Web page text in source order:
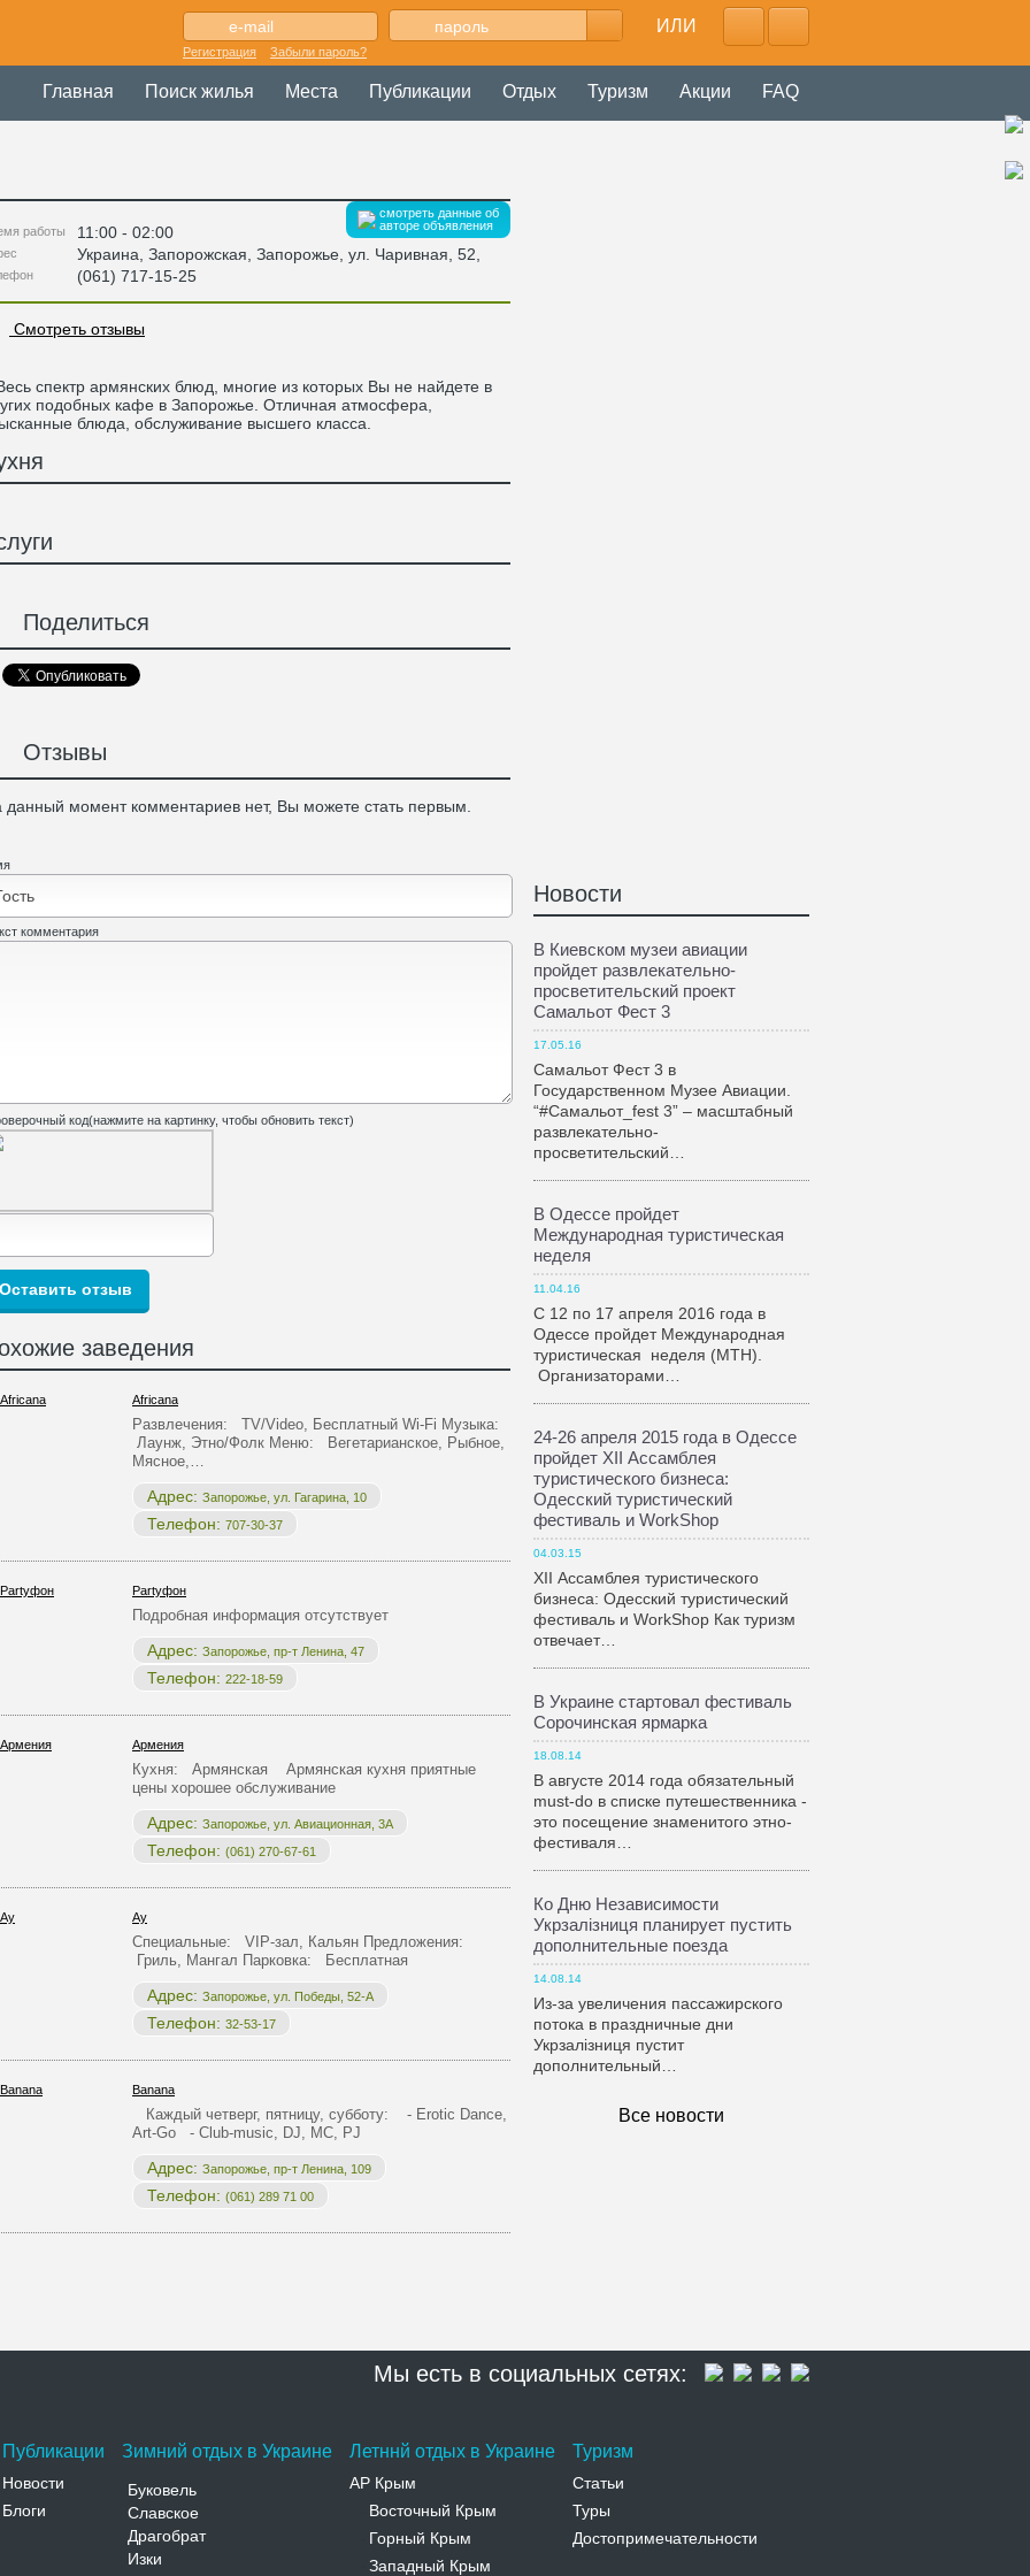
ИЛИ
Регистрация Забыли пароль?
Главная Поиск жилья Места Публикации Отдых Туризм Акции FAQ
смотреть данные об
авторе объявления
работы 11:00 - 02:00
Украина Запорожская , Запорожье, ул. Чаривная, 52
(061) 717-15-25
Смотреть отзывы
спектр армянских блюд, многие из которых Вы не найдете в
подобных кафе в Запорожье. Отличная атмосфера,
блюда, обслуживание высшего класса.
Поделиться
Отзывы
данный момент комментариев нет, Вы можете стать первым.
комментария
код(нажмите на картинку, чтобы обновить текст)
заведения
Africana
Развлечения: TV/Video, Бесплатный Wi-Fi Музыка:
Лаунж, Этно/Фолк Меню: Вегетарианское, Рыбное,
Мясное,…
Адрес: Запорожье, ул. Гагарина, 10
Телефон: 707-30-37
Partyфон
Подробная информация отсутствует
Адрес: Запорожье, пр-т Ленина, 47
Телефон: 222-18-59
Армения
Кухня: Армянская Армянская кухня приятные
цены хорошее обслуживание
Адрес: Запорожье, ул. Авиационная, 3А
Телефон: (061) 270-67-61
Ау
Специальные: VIP-зал, Кальян Предложения:
Гриль, Мангал Парковка: Бесплатная
Адрес: Запорожье, ул. Победы, 52-А
Телефон: 32-53-17
Banana
Каждый четверг, пятницу, субботу: - Erotic Dance,
Art-Go - Club-music, DJ, MC, PJ
Адрес: Запорожье, пр-т Ленина, 109
Телефон: (061) 289 71 00
Новости
В Киевском музеи авиации
пройдет развлекательно-
просветительский проект
Самальот Фест 3
17.05.16
Самальот Фест 3 в
Государственном Музее Авиации.
“#Самальот_fest 3” – масштабный
развлекательно-
просветительский…
В Одессе пройдет
Международная туристическая
неделя
11.04.16
С 12 по 17 апреля 2016 года в
Одессе пройдет Международная
туристическая неделя (МТН).
Организаторами…
24-26 апреля 2015 года в Одессе
пройдет XII Ассамблея
туристического бизнеса:
Одесский туристический
фестиваль и WorkShop
04.03.15
XII Ассамблея туристического
бизнеса: Одесский туристический
фестиваль и WorkShop Как туризм
отвечает…
В Украине стартовал фестиваль
Сорочинская ярмарка
18.08.14
В августе 2014 года обязательный
must-do в списке путешественника -
это посещение знаменитого этно-
фестиваля…
Ко Дню Независимости
Укрзалiзниця планирует пустить
дополнительные поезда
14.08.14
Из-за увеличения пассажирского
потока в праздничные дни
Укрзалiзниця пустит
дополнительный…
Все новости
Мы есть в социальных сетях:
Публикации
Новости
Блоги
Зимний отдых в Украине
Буковель
Славское
Драгобрат
Изки
Летннй отдых в Украине
АР Крым
Восточный Крым
Горный Крым
Западный Крым
Туризм
Статьи
Туры
Достопримечательности